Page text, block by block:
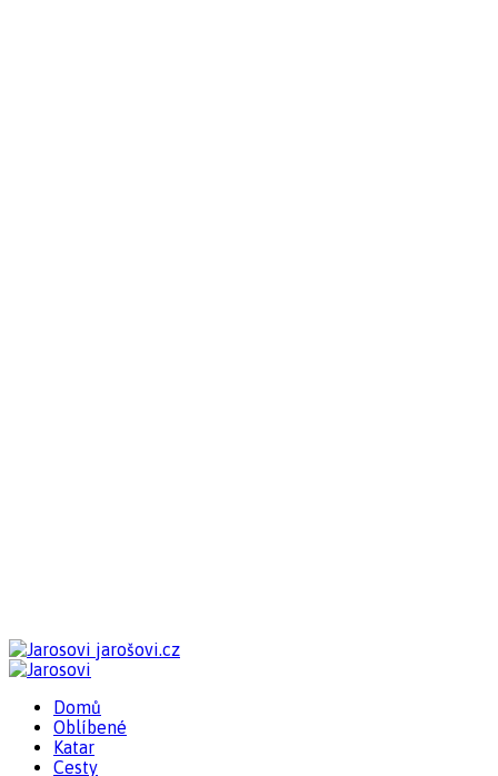
jarošovi.cz
Domů
Oblíbené
Katar
Cesty